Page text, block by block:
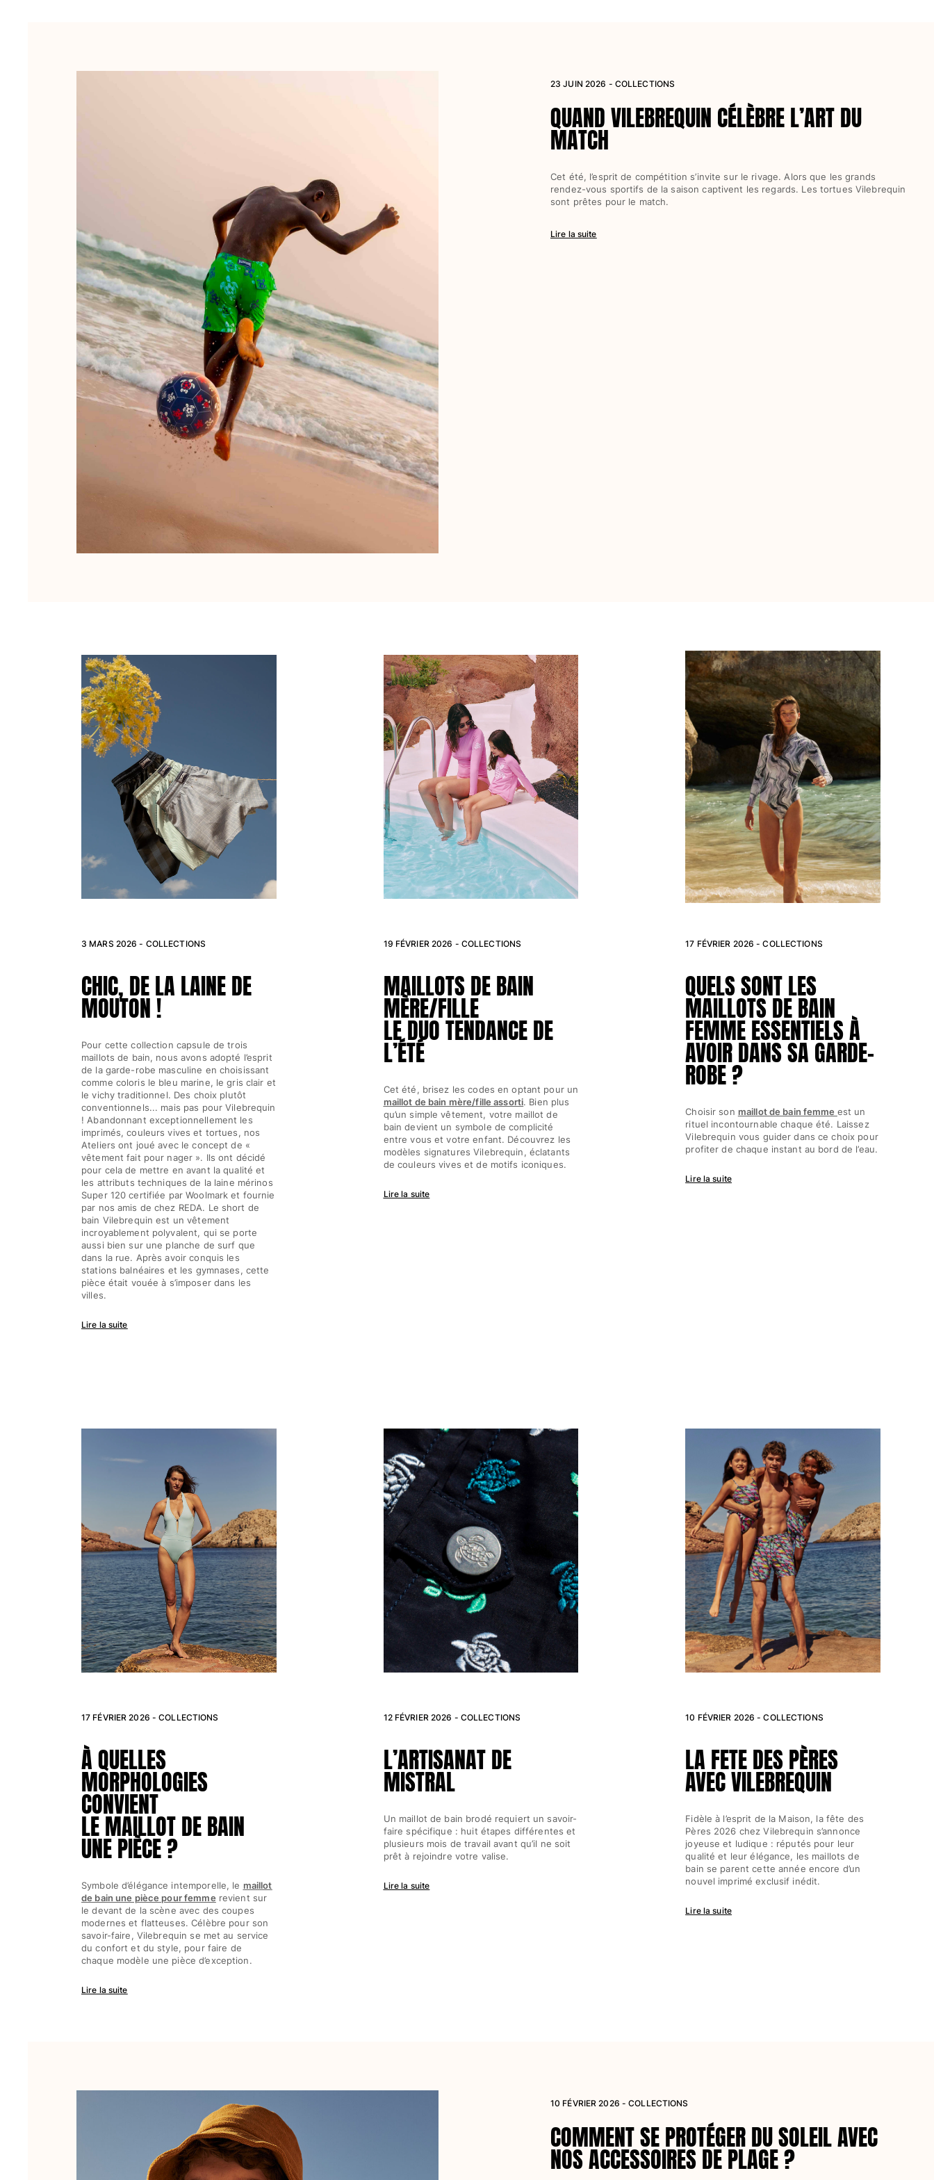
Loungewear
Tous les articles
Grandes tailles
Tous les articles
Femme
Tous les articles
Maillots de bain
Deux pièces
Une pièce
Hauts
Bas
Prêt-à-porter
Tous les articles
Garçon
Tous les articles
Maillots de bain
Classique ultra-léger
T-Shirts Anti UV
Maillots de Bain magiques
Polos
T-shirts
Pantalons
Chemises
Shorts
Sweats
Tous les articles
Fille
Tous les articles
Maillots de bain
Une pièce
T-shirts
Tous les articles
Bébé
Tous les articles
Accessoires
Tous les articles
Casquettes et bobs
Casquettes
Serviettes de plage fouta
Paréos
Sacs
Mini-sacs
Tote bags
Tous les articles
Lunettes de soleil
Serviettes et Ponchos
Chaussures
Chaussettes
Tous les articles
23 JUIN 2026 - COLLECTIONS
QUAND VILEBREQUIN CÉLÈBRE L’ART DU
MATCH
Cet été, l’esprit de compétition s’invite sur le rivage. Alors que les grands
rendez-vous sportifs de la saison captivent les regards. Les tortues Vilebrequin
sont prêtes pour le match.
Lire la suite
3 MARS 2026 - COLLECTIONS
CHIC, DE LA LAINE DE
MOUTON !
Pour cette collection capsule de trois
maillots de bain, nous avons adopté l’esprit
de la garde-robe masculine en choisissant
comme coloris le bleu marine, le gris clair et
le vichy traditionnel. Des choix plutôt
conventionnels... mais pas pour Vilebrequin
! Abandonnant exceptionnellement les
imprimés, couleurs vives et tortues, nos
Ateliers ont joué avec le concept de «
vêtement fait pour nager ». Ils ont décidé
pour cela de mettre en avant la qualité et
les attributs techniques de la laine mérinos
Super 120 certifiée par Woolmark et fournie
par nos amis de chez REDA. Le short de
bain Vilebrequin est un vêtement
incroyablement polyvalent, qui se porte
aussi bien sur une planche de surf que
dans la rue. Après avoir conquis les
stations balnéaires et les gymnases, cette
pièce était vouée à s’imposer dans les
villes.
Lire la suite
19 FÉVRIER 2026 - COLLECTIONS
MAILLOTS DE BAIN
MÈRE/FILLE
LE DUO TENDANCE DE
L’ÉTÉ
Cet été, brisez les codes en optant pour un
maillot de bain mère/fille assorti. Bien plus
qu’un simple vêtement, votre maillot de
bain devient un symbole de complicité
entre vous et votre enfant. Découvrez les
modèles signatures Vilebrequin, éclatants
de couleurs vives et de motifs iconiques.
Lire la suite
17 FÉVRIER 2026 -COLLECTIONS
QUELS SONT LES
MAILLOTS DE BAIN
FEMME ESSENTIELS À
AVOIR DANS SA GARDE-
ROBE ?
Choisir son maillot de bain femme est un
rituel incontournable chaque été. Laissez
Vilebrequin vous guider dans ce choix pour
profiter de chaque instant au bord de l’eau.
Lire la suite
17 FÉVRIER 2026 -COLLECTIONS
À QUELLES
MORPHOLOGIES
CONVIENT
LE MAILLOT DE BAIN
UNE PIÈCE ?
Symbole d’élégance intemporelle, le maillot
de bain une pièce pour femme revient sur
le devant de la scène avec des coupes
modernes et flatteuses. Célèbre pour son
savoir-faire, Vilebrequin se met au service
du confort et du style, pour faire de
chaque modèle une pièce d’exception.
Lire la suite
12 FÉVRIER 2026 - COLLECTIONS
L’ARTISANAT DE
MISTRAL
Un maillot de bain brodé requiert un savoir-
faire spécifique : huit étapes différentes et
plusieurs mois de travail avant qu’il ne soit
prêt à rejoindre votre valise.
Lire la suite
10 FÉVRIER 2026 -COLLECTIONS
LA FETE DES PÈRES
AVEC VILEBREQUIN
Fidèle à l’esprit de la Maison, la fête des
Pères 2026 chez Vilebrequin s’annonce
joyeuse et ludique : réputés pour leur
qualité et leur élégance, les maillots de
bain se parent cette année encore d’un
nouvel imprimé exclusif inédit.
Lire la suite
10 FÉVRIER 2026 - COLLECTIONS
COMMENT SE PROTÉGER DU SOLEIL AVEC
NOS ACCESSOIRES DE PLAGE ?